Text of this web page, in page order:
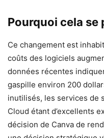
Pourquoi cela se
Ce changement est
coûts des logiciels
données récentes
gaspille environ 200
inutilisés, les services de
Cloud étant d’excellents
décision de Canva de